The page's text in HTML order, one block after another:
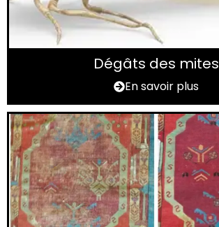
Dégâts des mites
En savoir plus